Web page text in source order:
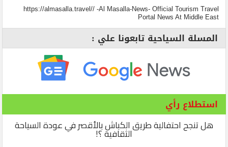
https://almasalla.travel// -Al Masalla-News- Official Tourism Travel
Portal News At Middle East
المسلة السياحية تابعونا علي :
استطلاع رأي
هل تنجح احتفالية طريق الكباش بالأقصر في عودة السياحة
الثقافية ؟!